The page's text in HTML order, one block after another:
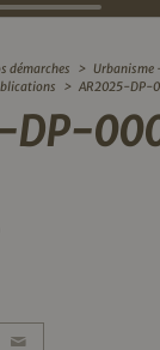
démarches > Urbanisme
> AR2025-DP-
DP-